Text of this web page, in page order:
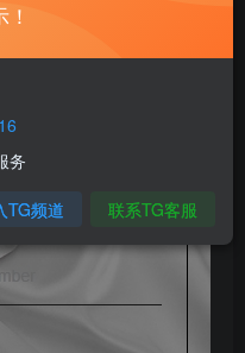
务
TG频道 联系TG客服